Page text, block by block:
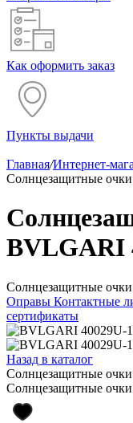
Как оформить заказ
Пункты выдачи
Главная/Интернет-
Солнцезащитные
BVLGARI
Солнцезащитные очки
Оправы Контактные
сертификаты
Назад в каталог
Солнцезащитные
Солнцезащитные